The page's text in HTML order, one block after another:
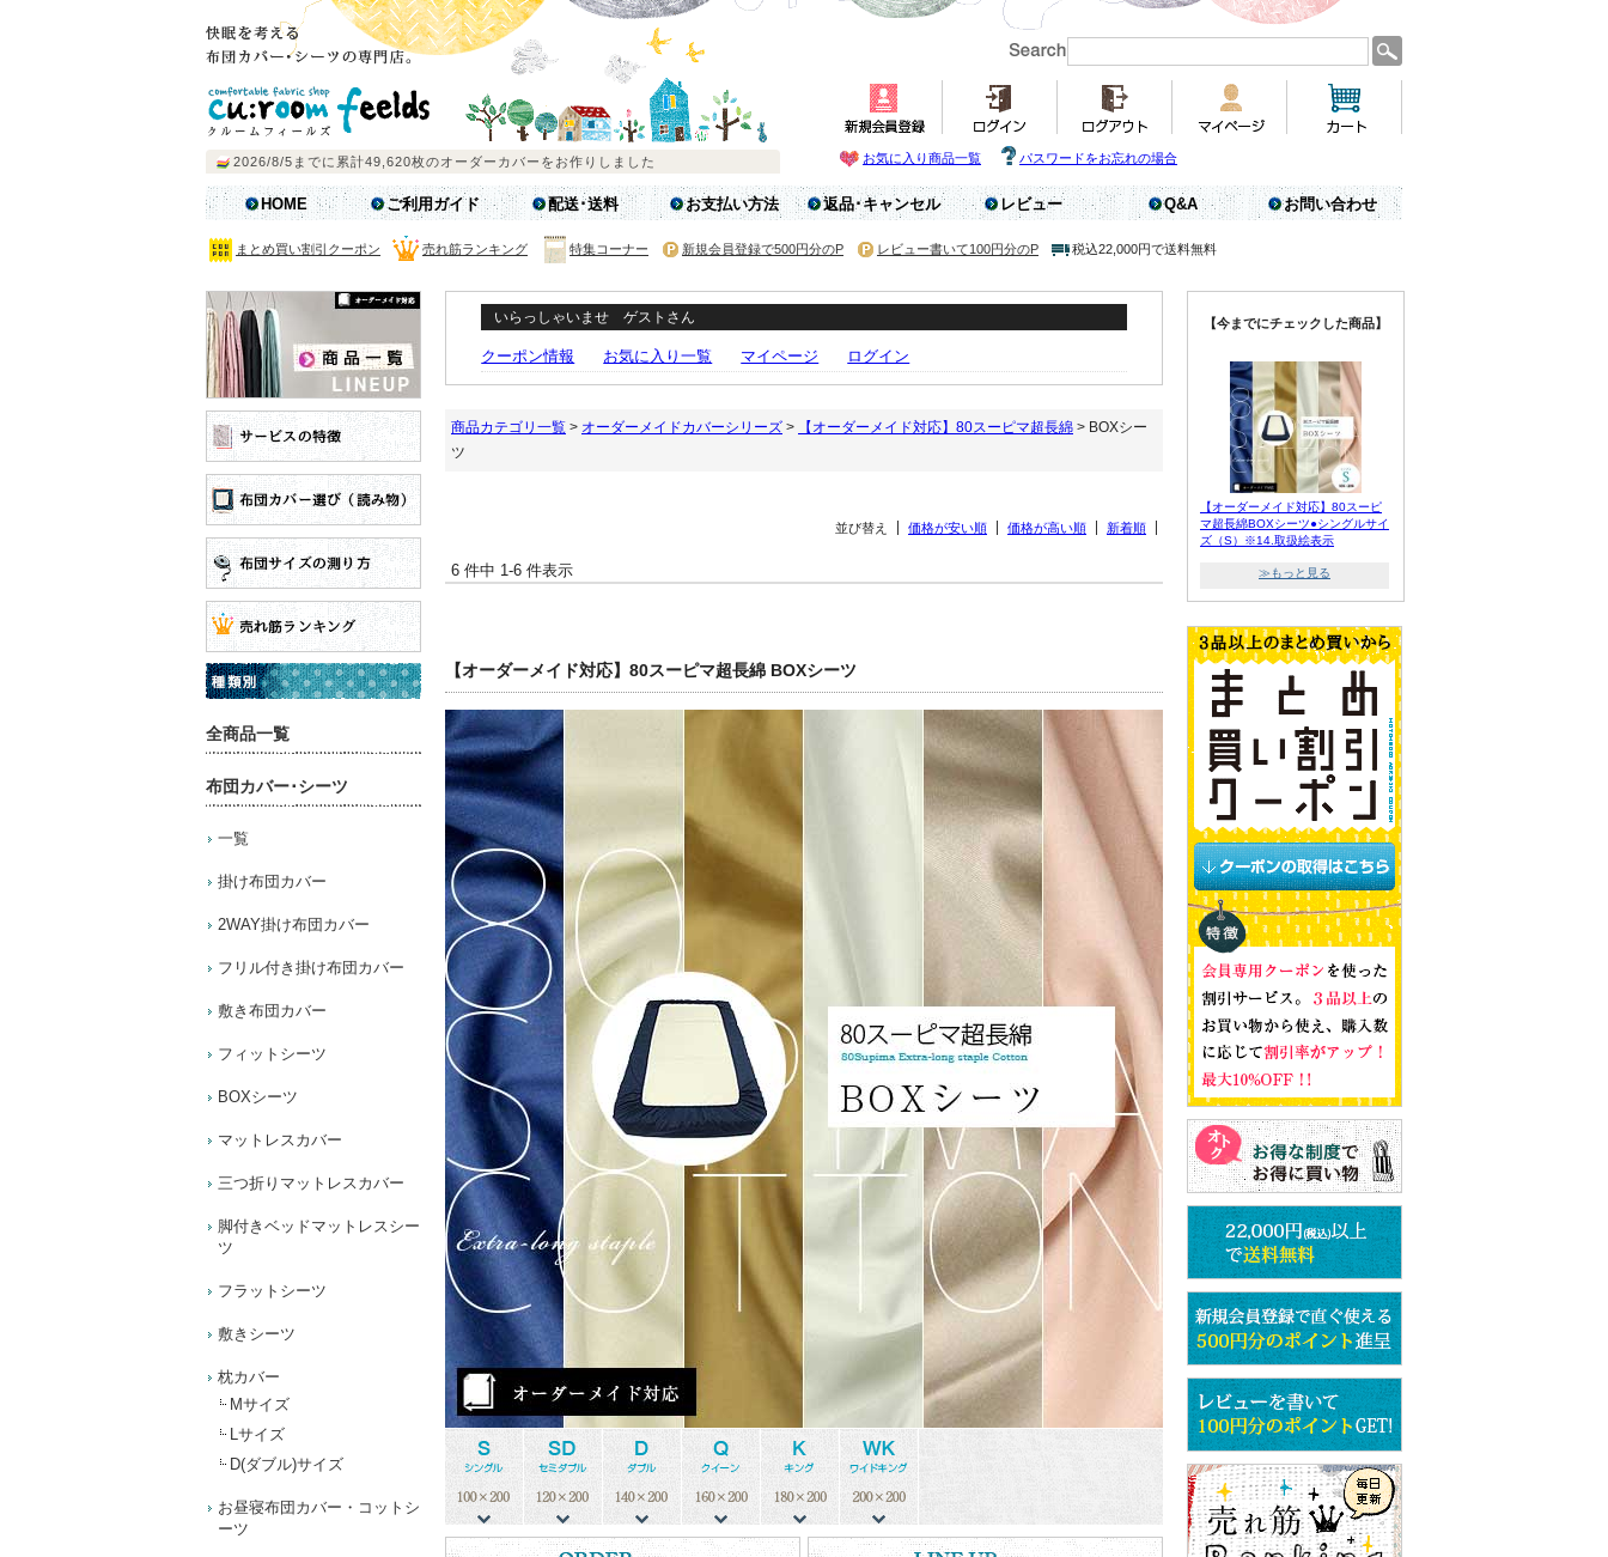
お気に入り商品一覧 パスワードをお忘れの場合
HOME ご利用ガイド 配送･送料 お支払い方法 返品･キャンセル レビュー Q&A お問い合わせ
まとめ買い割引クーポン 売れ筋ランキング 特集コーナー 新規会員登録で500円分のP レビュー書いて100円分のP 税込22,000円で送料無料
全商品一覧
布団カバー･シーツ
一覧
掛け布団カバー
2WAY掛け布団カバー
フリル付き掛け布団カバー
敷き布団カバー
フィットシーツ
BOXシーツ
マットレスカバー
三つ折りマットレスカバー
脚付きベッドマットレスシー
ツ
フラットシーツ
敷きシーツ
枕カバー
Mサイズ
Lサイズ
D(ダブル)サイズ
お昼寝布団カバー・コットシ
ーツ
いらっしゃいませ ゲストさん
クーポン情報 お気に入り一覧 マイページ ログイン
商品カテゴリ一覧 > オーダーメイドカバーシリーズ > 【オーダーメイド対応】80スーピマ超長綿 > BOXシー
ツ
並び替え 価格が安い順 価格が高い順 新着順
6 件中 1-6 件表示
【オーダーメイド対応】80スーピマ超長綿 BOXシーツ
【今までにチェックした商品】
【オーダーメイド対応】80スーピ
マ超長綿BOXシーツ●シングルサイ
ズ（S）※14.取扱絵表示
≫もっと見る